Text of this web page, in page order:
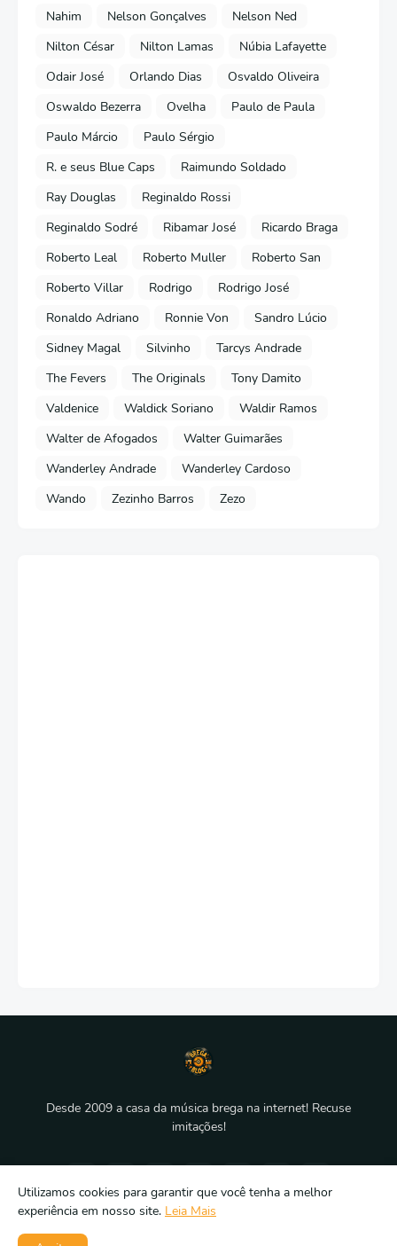
Nahim
Nelson Gonçalves
Nelson Ned
Nilton César
Nilton Lamas
Núbia Lafayette
Odair José
Orlando Dias
Osvaldo Oliveira
Oswaldo Bezerra
Ovelha
Paulo de Paula
Paulo Márcio
Paulo Sérgio
R. e seus Blue Caps
Raimundo Soldado
Ray Douglas
Reginaldo Rossi
Reginaldo Sodré
Ribamar José
Ricardo Braga
Roberto Leal
Roberto Muller
Roberto San
Roberto Villar
Rodrigo
Rodrigo José
Ronaldo Adriano
Ronnie Von
Sandro Lúcio
Sidney Magal
Silvinho
Tarcys Andrade
The Fevers
The Originals
Tony Damito
Valdenice
Waldick Soriano
Waldir Ramos
Walter de Afogados
Walter Guimarães
Wanderley Andrade
Wanderley Cardoso
Wando
Zezinho Barros Zezo
Desde 2009 a casa da música brega na internet! Recuse
imitações!
Utilizamos cookies para garantir que você tenha a melhor
experiência em nosso site. Leia Mais